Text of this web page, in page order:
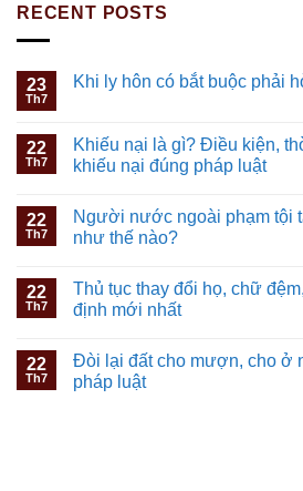
RECENT POSTS
23
Th7
Khi ly hôn có bắt buộc phải
22
Th7
Khiếu nại là gì? Điều kiện,
khiếu nại đúng pháp luật
22
Th7
Người nước ngoài phạm tội
như thế nào?
22
Th7
Thủ tục thay đổi họ, chữ
định mới nhất
22
Th7
Đòi lại đất cho mượn, cho ở
pháp luật